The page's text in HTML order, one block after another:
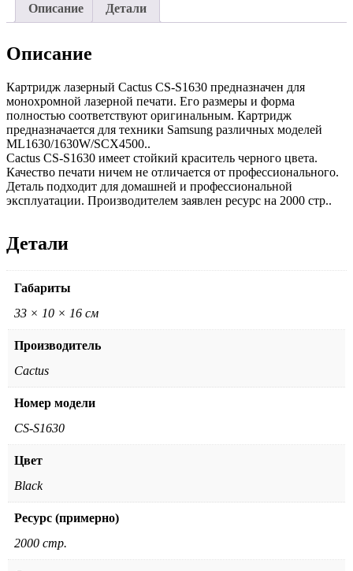
Описание Детали
Описание
Картридж лазерный Cactus CS-S1630 предназначен для
монохромной лазерной печати. Его размеры и форма
полностью соответствуют оригинальным. Картридж
предназначается для техники Samsung различных моделей
ML1630/1630W/SCX4500..
Cactus CS-S1630 имеет стойкий краситель черного цвета.
Качество печати ничем не отличается от профессионального.
Деталь подходит для домашней и профессиональной
эксплуатации. Производителем заявлен ресурс на 2000 стр..
Детали
Габариты
33 × 10 × 16 см
Производитель
Cactus
Номер модели
CS-S1630
Цвет
Black
Ресурс (примерно)
2000 стр.